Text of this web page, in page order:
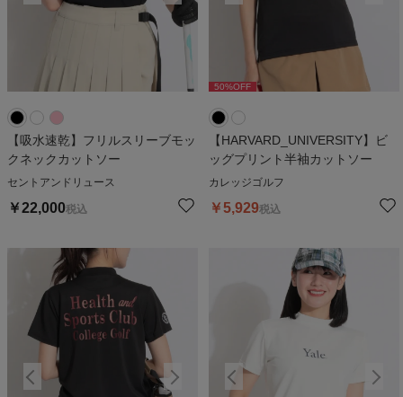
【吸水速乾】フリルスリーブモッ
クネックカットソー
セントアンドリュース
￥22,000税込
50%OFF
【HARVARD_UNIVERSITY】ビ
ッグプリント半袖カットソー
カレッジゴルフ
￥5,929税込